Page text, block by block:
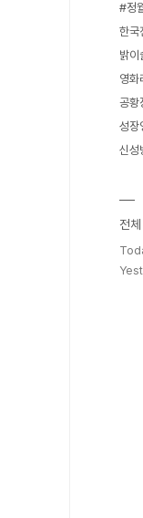
#정
한국
밝이
영화
공황
성장
신성
전